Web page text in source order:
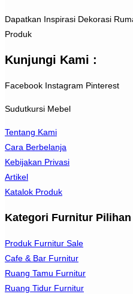
Dapatkan Inspirasi Dekorasi
Produk
Kunjungi Kami :
Facebook Instagram Pinterest
Sudutkursi Mebel
Tentang Kami
Cara Berbelanja
Kebijakan Privasi
Artikel
Katalok Produk
Kategori Furnitur Pilihan
Produk Furnitur Sale
Cafe & Bar Furnitur
Ruang Tamu Furnitur
Ruang Tidur Furnitur